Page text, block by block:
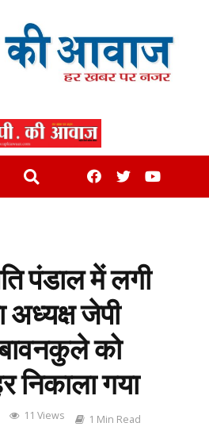
पंडाल में लगी
जेपी
को
निकाला गया
11 Views 1 Min Read